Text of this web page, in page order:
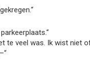
te veel was. Ik wist niet